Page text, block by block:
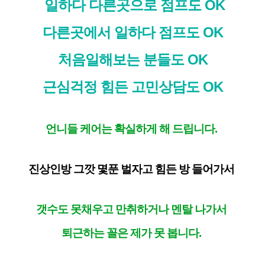
일하다 다른곳으로 점프도 OK
다른곳에서 일하다 점프도 OK
처음일해보는 분들도 OK
근심걱정 힘든 고민상담도 OK
언니들 케어는 확실하게 해 드립니다.
진상인방 그깟 몇푼 벌자고 힘든 방 들어가서
갯수도 못채우고 만취하거나 멘탈 나가서
퇴근하는 꼴은 제가 못 봅니다.